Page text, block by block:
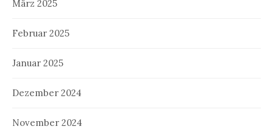
März 2025
Februar 2025
Januar 2025
Dezember 2024
November 2024